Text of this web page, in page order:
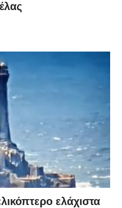
ελάχιστα